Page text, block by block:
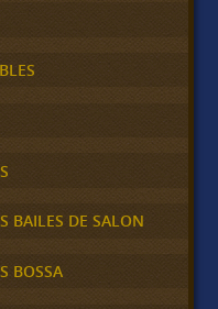
BAILES DE SALON
BOSSA